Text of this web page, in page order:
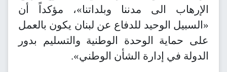
الإرهاب الى مدننا وبلداتنا»، مؤكداً أن
«السبيل الوحيد للدفاع عن لبنان يكون بالعمل
على حماية الوحدة الوطنية والتسليم بدور
الدولة في إدارة الشأن الوطني».